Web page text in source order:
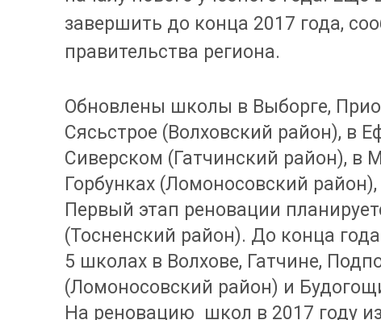
завершить до конца 2017 года,
правительства региона.
Обновлены школы в Выборге,
Сясьстрое (Волховский район), в
Сиверском (Гатчинский район), в
Горбунках (Ломоносовский
Первый этап реновации
(Тосненский район). До конца
5 школах в Волхове, Гатчине,
(Ломоносовский район) и
На реновацию школ в 2017 году